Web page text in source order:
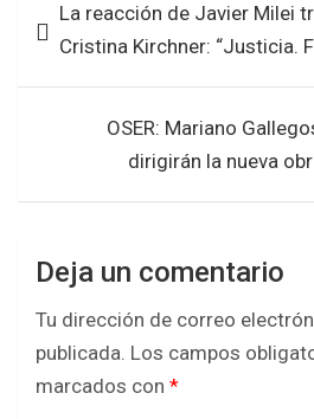
o
o
k
A
p
p
de La reacción de Javier Milei
Cristina Kirchner: “Justicia.
OSER: Mariano
dirigirán la nueva
Deja un comentario
Tu dirección de correo
publicada. Los campos
marcados con *